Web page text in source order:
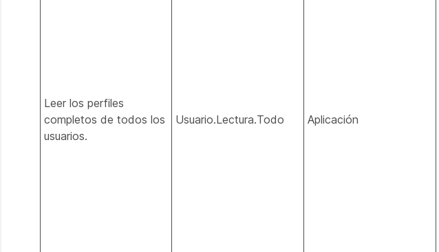
Leer los perfiles
completos de todos los
usuarios.
Usuario.Lectura.Todo Aplicación